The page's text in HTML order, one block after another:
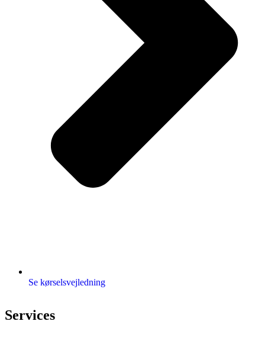
Se kørselsvejledning
Services